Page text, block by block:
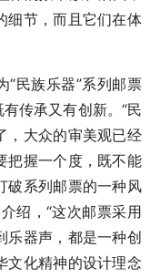
细节，而且它们在体
族乐器”系列邮票
传承又有创新。“民
，大众的审美观已经
把握一个度，既不能
破系列邮票的一种风
绍，“这次邮票采用
乐器声，都是一种创
文化精神的设计理念